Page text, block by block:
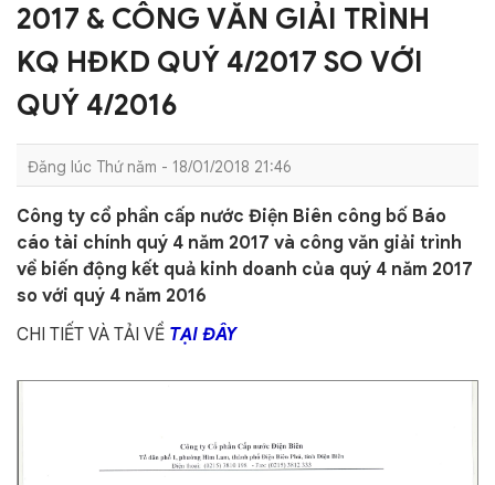
2017 & CÔNG VĂN GIẢI TRÌNH
KQ HĐKD QUÝ 4/2017 SO VỚI
QUÝ 4/2016
Đăng lúc Thứ năm - 18/01/2018 21:46
Công ty cổ phần cấp nước Điện Biên công bố Báo
cáo tài chính quý 4 năm 2017 và công văn giải trình
về biến động kết quả kinh doanh của quý 4 năm 2017
so với quý 4 năm 2016
CHI TIẾT VÀ TẢI VỀ TẠI ĐÂY